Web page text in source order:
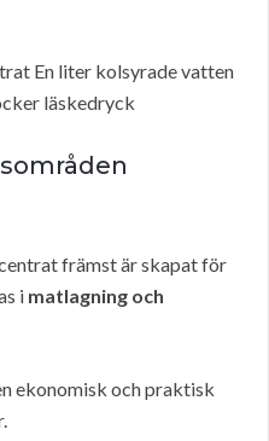
En liter kolsyrade vatten
läskedryck
främst är skapat för
i matlagning och
ekonomisk och praktisk